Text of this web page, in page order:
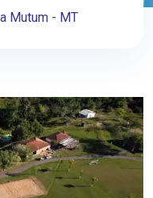
Mutum - MT